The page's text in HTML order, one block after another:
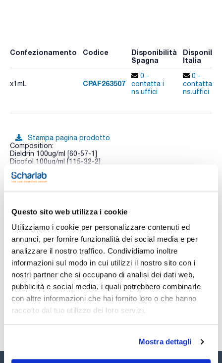
Questo sito web utilizza i cookie
Utilizziamo i cookie per personalizzare contenuti ed
annunci, per fornire funzionalità dei social media e per
analizzare il nostro traffico. Condividiamo inoltre
informazioni sul modo in cui utilizzi il nostro sito con i
nostri partner che si occupano di analisi dei dati web,
pubblicità e social media, i quali potrebbero combinarle
con altre informazioni che hai fornito loro o che hanno
raccolto dal tuo utilizzo dei loro servizi.
Mostra dettagli
Confezionamento Codice
Disponibilità
Spagna
Italia
x1mL CPAF263507
0 -
contatta i
ns.uffici
0 -
contatta i
ns.uffici
Stampa pagina prodotto
Composition:
Dieldrin 100ug/ml [60-57-1]
Dicofol 100ug/ml [115-32-2]
Heptachlor 100ug/ml [76-44-8]
Heptachlor-endo-epoxide 100ug/ml [28044-83-9]
Heptachlor-exo-epoxide 100ug/ml [1024-57-3]
Methoxychlor (DMTD) 100ug/ml [72-43-5]
cis-Chlordane 100ug/ml [5103-71-9]
trans-Chlordane 100ug/ml [5103-74-2]
4,4'-DDT 100ug/ml [50-29-3]
4,4'-DDD (TDE) 100ug/ml [72-54-8]
4,4'-DDE 100ug/ml [72-55-9]
Alachlor 100ug/ml [15972-60-8]
Vedi di più
Documentazione tecnica
TDS / Scheda tecnica
Registrati per i download
COA
Registrati per i download
SDS / Scheda di
Sicurezza
Registrati per i download